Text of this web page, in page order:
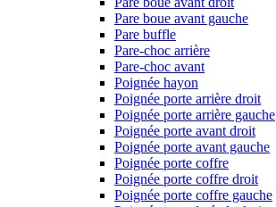
Pare boue avant gauche
Pare buffle
Pare-choc arrière
Pare-choc avant
Poignée hayon
Poignée porte arrière droit
Poignée porte arrière gauche
Poignée porte avant droit
Poignée porte avant gauche
Poignée porte coffre
Poignée porte coffre droit
Poignée porte coffre gauche